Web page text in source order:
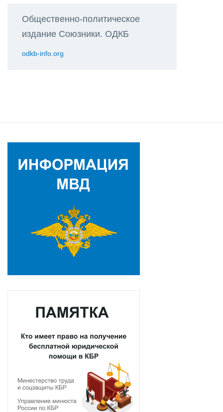
Общественно-политическое
издание Союзники. ОДКБ
odkb-info.org